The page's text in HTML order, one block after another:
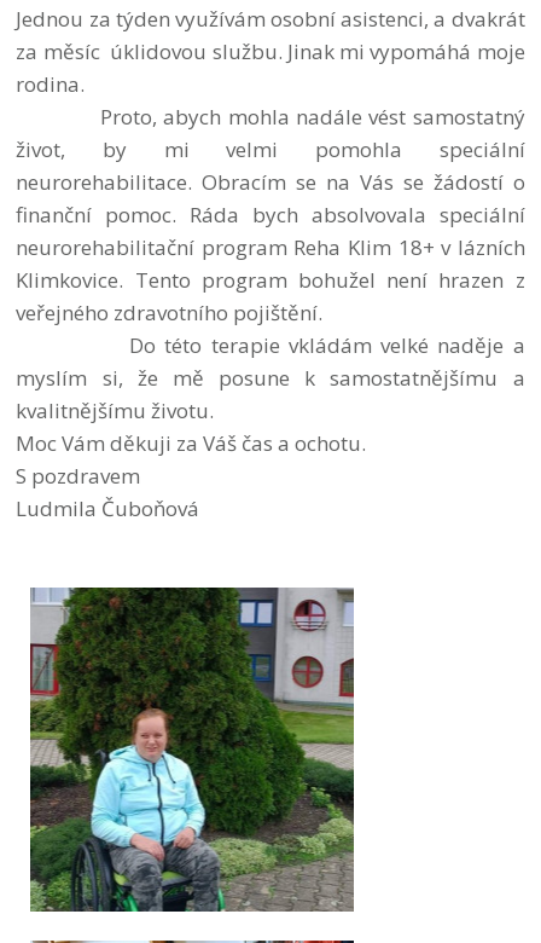
Jednou za týden využívám osobní asistenci, a dvakrát
za měsíc úklidovou službu. Jinak mi vypomáhá moje
rodina.
Proto, abych mohla nadále vést samostatný
život, by mi velmi pomohla speciální
neurorehabilitace. Obracím se na Vás se žádostí o
finanční pomoc. Ráda bych absolvovala speciální
neurorehabilitační program Reha Klim 18+ v lázních
Klimkovice. Tento program bohužel není hrazen z
veřejného zdravotního pojištění.
Do této terapie vkládám velké naděje a
myslím si, že mě posune k samostatnějšímu a
kvalitnějšímu životu.
Moc Vám děkuji za Váš čas a ochotu.
S pozdravem
Ludmila Čuboňová